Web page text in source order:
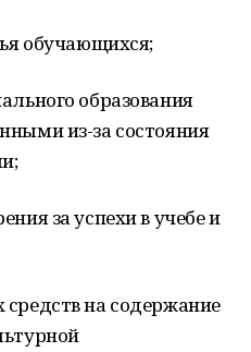
обучающихся;
образования
из-за состояния
за успехи в учебе и
на содержание